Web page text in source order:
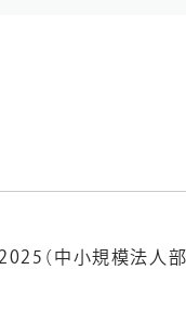
（中小規模法人部